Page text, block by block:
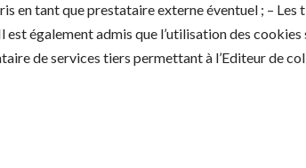
en tant que prestataire externe éventuel ; – Les
également admis que l’utilisation des cookies
de services tiers permettant à l’Editeur de